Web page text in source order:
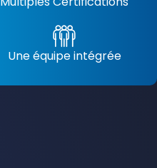
Une équipe intégrée